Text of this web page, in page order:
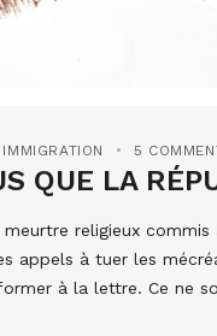
IMMIGRATION 5
QUE LA
religieux
appels à tuer les
à la lettre. Ce ne